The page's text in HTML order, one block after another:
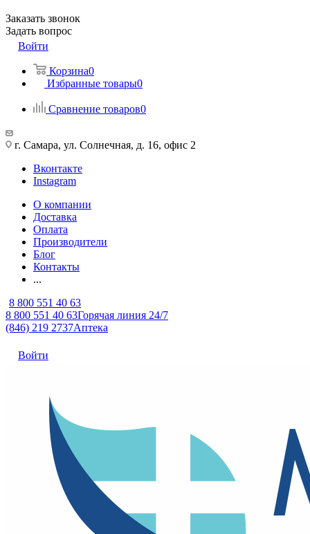
Заказать звонок
Задать вопрос
Войти
Корзина0
Избранные товары0
Сравнение товаров0
г. Самара, ул. Солнечная, д. 16, офис 2
Вконтакте
Instagram
О компании
Доставка
Оплата
Производители
Блог
Контакты
...
8 800 551 40 63
8 800 551 40 63Горячая линия 24/7
(846) 219 2737Аптека
Войти